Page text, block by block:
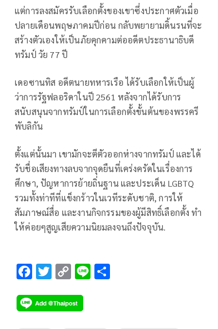
แต่การลงสมัครรับเลือกตั้งของเขาซึ่งประกาศตัวเมื่อ
ปลายเดือนพฤษภาคมปีก่อน กลับพยายามดิ้นรนที่จะ
สร้างตัวเองให้เป็นภัยคุกคามต่ออดีตประธานาธิบดี
ทรัมป์ วัย 77 ปี
เดอซานทิส อดีตนายทหารเรือ ได้รับเลือกให้เป็นผู้
ว่าการรัฐฟลอริดาในปี 2561 หลังจากได้รับการ
สนับสนุนจากทรัมป์ในการเลือกตั้งขั้นต้นของพรรครี
พับลิกัน
ตั้งแต่นั้นมา เขามักจะตีตัวออกห่างจากทรัมป์ และได้
รับชื่อเสียงทางลบจากจุดยืนที่เคร่งครัดในเรื่องการ
ศึกษา, ปัญหาการย้ายถิ่นฐาน และประเด็น LGBTQ
รวมทั้งท่าทีที่แข็งกร้าวในเวทีระดับชาติ, การให้
สัมภาษณ์สื่อ และงานกิจกรรมของผู้มีสิทธิ์เลือกตั้ง ทำ
ให้ค่อยๆสูญเสียความนิยมลงจนถึงปัจจุบัน.
F
e
b
T
tt
er
C
p
y
Li